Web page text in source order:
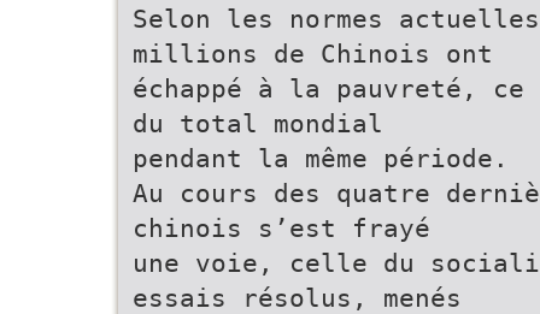
Selon les normes
millions de Chinois ont
échappé à la pauvreté,
du total mondial
pendant la même période.
Au cours des quatre
chinois s’est frayé
une voie, celle du
essais résolus, menés